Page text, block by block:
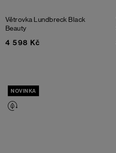
Větrovka Lundbreck Black
Beauty
4 598 Kč
NOVINKA